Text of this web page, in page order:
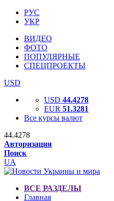
РУС
УКР
ВИДЕО
ФОТО
ПОПУЛЯРНЫЕ
СПЕЦПРОЕКТЫ
USD
USD 44.4278
EUR 51.3281
Все курсы валют
44.4278
Авторизация
Поиск
UA
ВСЕ РАЗДЕЛЫ
Главная